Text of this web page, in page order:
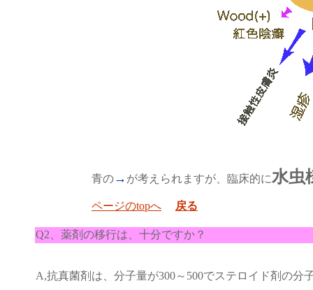
青の→ が考えられますが、臨床的に水虫
ページのtopへ 戻る
Q2、薬剤の移行は、十分ですか？
A,抗真菌剤は、分子量が300～500でステロイド剤の分